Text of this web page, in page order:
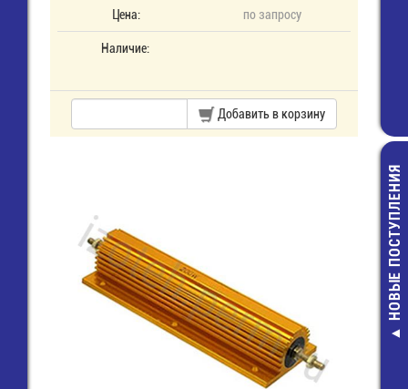
РС4ТВ
(PY04-4TK)
кожухом
НОВЫЕ ПОСТУПЛЕНИЯ
Цена: по запросу
Наличие:
Добавить в корзину